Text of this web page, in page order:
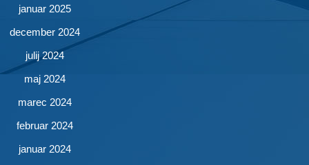
januar 2025
december 2024
julij 2024
maj 2024
marec 2024
februar 2024
januar 2024